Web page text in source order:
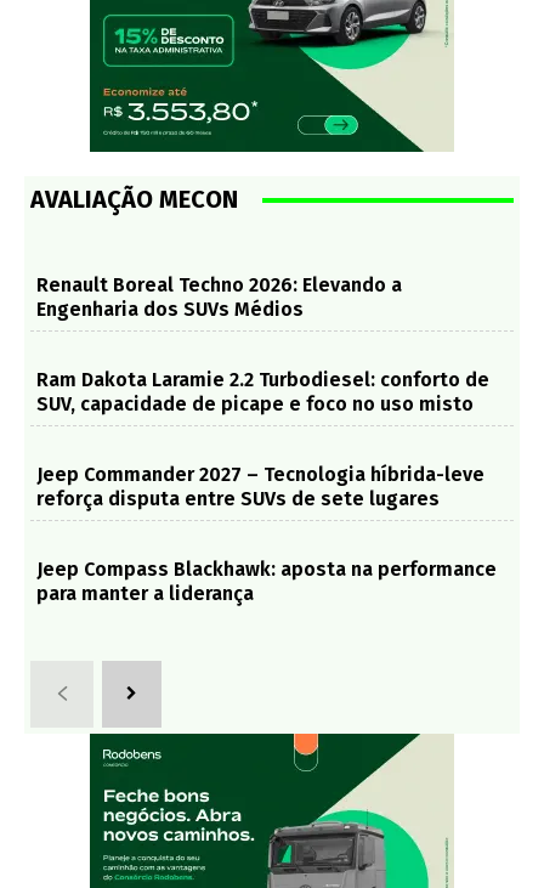
AVALIAÇÃO MECON
Renault Boreal Techno 2026: Elevando a
Engenharia dos SUVs Médios
Ram Dakota Laramie 2.2 Turbodiesel: conforto de
SUV, capacidade de picape e foco no uso misto
Jeep Commander 2027 – Tecnologia híbrida-leve
reforça disputa entre SUVs de sete lugares
Jeep Compass Blackhawk: aposta na performance
para manter a liderança